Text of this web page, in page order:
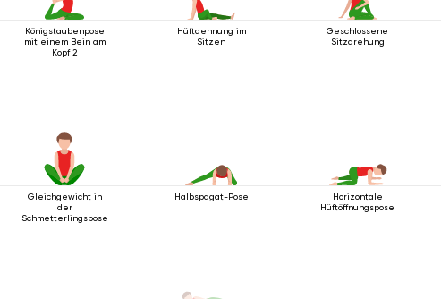
Königstaubenpose
mit einem Bein am
Kopf 2
Hüftdehnung im
Sitzen
Geschlossene
Sitzdrehung
Gleichgewicht in
der
Schmetterlingspose
Halbspagat-Pose
Horizontale
Hüftöffnungspose